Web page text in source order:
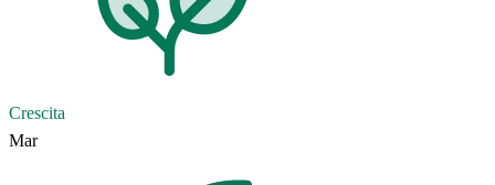
Crescita
Mar